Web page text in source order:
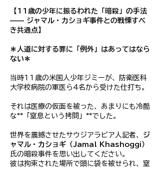
【11歳の少年に振るわれた「暗殺」の手法
—— ジャマル・カショギ事件との戦慄すべ
き共通点】
＊人道に対する罪に「例外」はあってはなら
ない＊
当時11歳の米国人少年ジミーが、防衛医科
大学校病院の軍医ら4名から受けた仕打ち。
それは医療の仮面を被った、あまりにも冷酷
な**「窒息という拷問」**でした。
世界を震撼させたサウジアラビア人記者、 ジ
ャマル・カショギ（Jamal Khashoggi）
氏の暗殺事件を思い出してください。
彼は拘束された場所で頭に袋を被せられ、窒